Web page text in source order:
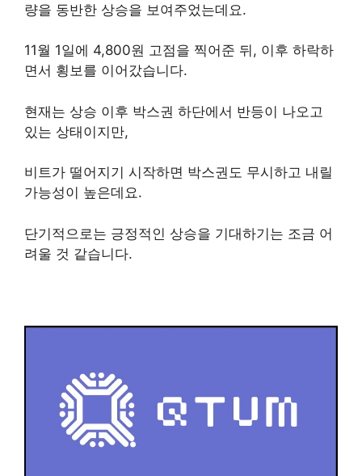
량을 동반한 상승을 보여주었는데요.
11월 1일에 4,800원 고점을 찍어준 뒤, 이후 하락하
면서 횡보를 이어갔습니다.
현재는 상승 이후 박스권 하단에서 반등이 나오고
있는 상태이지만,
비트가 떨어지기 시작하면 박스권도 무시하고 내릴
가능성이 높은데요.
단기적으로는 긍정적인 상승을 기대하기는 조금 어
려울 것 같습니다.